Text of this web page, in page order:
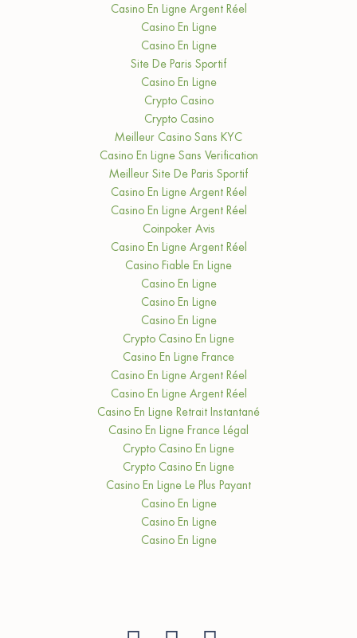
Casino En Ligne Argent Réel
Casino En Ligne
Casino En Ligne
Site De Paris Sportif
Casino En Ligne
Crypto Casino
Crypto Casino
Meilleur Casino Sans KYC
Casino En Ligne Sans Verification
Meilleur Site De Paris Sportif
Casino En Ligne Argent Réel
Casino En Ligne Argent Réel
Coinpoker Avis
Casino En Ligne Argent Réel
Casino Fiable En Ligne
Casino En Ligne
Casino En Ligne
Casino En Ligne
Crypto Casino En Ligne
Casino En Ligne France
Casino En Ligne Argent Réel
Casino En Ligne Argent Réel
Casino En Ligne Retrait Instantané
Casino En Ligne France Légal
Crypto Casino En Ligne
Crypto Casino En Ligne
Casino En Ligne Le Plus Payant
Casino En Ligne
Casino En Ligne
Casino En Ligne